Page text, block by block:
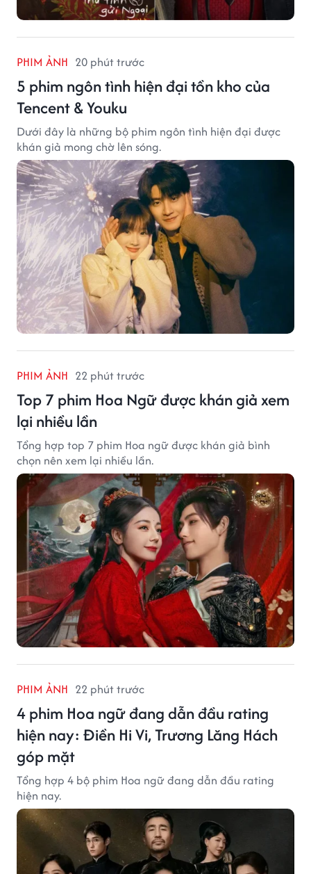
PHIM ẢNH 20 phút trước
5 phim ngôn tình hiện đại tồn kho của
Tencent & Youku
Dưới đây là những bộ phim ngôn tình hiện đại được
khán giả mong chờ lên sóng.
PHIM ẢNH 22 phút trước
Top 7 phim Hoa Ngữ được khán giả xem
lại nhiều lần
Tổng hợp top 7 phim Hoa ngữ được khán giả bình
chọn nên xem lại nhiều lần.
PHIM ẢNH 22 phút trước
4 phim Hoa ngữ đang dẫn đầu rating
hiện nay: Điền Hi Vi, Trương Lăng Hách
góp mặt
Tổng hợp 4 bộ phim Hoa ngữ đang dẫn đầu rating
hiện nay.